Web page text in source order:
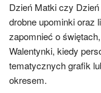
Dzień Matki czy
drobne upominki oraz
zapomnieć o
Walentynki, kiedy
tematycznych grafik
okresem.